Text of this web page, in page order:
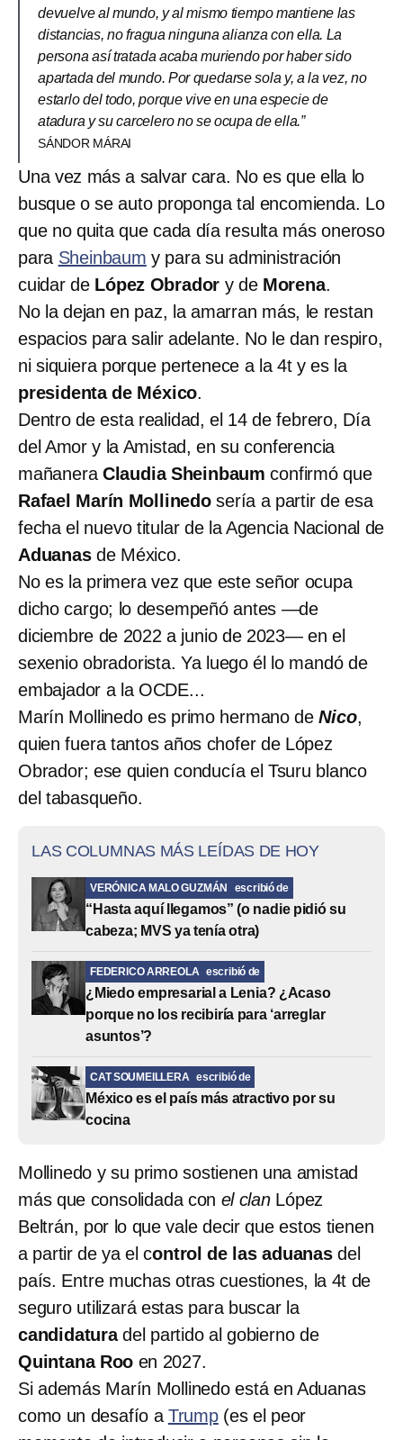
devuelve al mundo, y al mismo tiempo mantiene las
distancias, no fragua ninguna alianza con ella. La
persona así tratada acaba muriendo por haber sido
apartada del mundo. Por quedarse sola y, a la vez, no
estarlo del todo, porque vive en una especie de
atadura y su carcelero no se ocupa de ella.”
SÁNDOR MÁRAI
Una vez más a salvar cara. No es que ella lo
busque o se auto proponga tal encomienda. Lo
que no quita que cada día resulta más oneroso
para Sheinbaum y para su administración
cuidar de López Obrador y de Morena.
No la dejan en paz, la amarran más, le restan
espacios para salir adelante. No le dan respiro,
ni siquiera porque pertenece a la 4t y es la
presidenta de México.
Dentro de esta realidad, el 14 de febrero, Día
del Amor y la Amistad, en su conferencia
mañanera Claudia Sheinbaum confirmó que
Rafael Marín Mollinedosería a partir de esa
fecha el nuevo titular de la Agencia Nacional de
Aduanasde México.
No es la primera vez que este señor ocupa
dicho cargo; lo desempeñó antes —de
diciembre de 2022 a junio de 2023— en el
sexenio obradorista. Ya luego él lo mandó de
embajador a la OCDE...
Marín Mollinedo es primo hermano deNico,
quien fuera tantos años chofer de López
Obrador; ese quien conducía el Tsuru blanco
del tabasqueño.
LAS COLUMNAS MÁS LEÍDAS DE HOY
VERÓNICA MALO GUZMÁN escribió de
“Hasta aquí llegamos” (o nadie pidió su
cabeza; MVS ya tenía otra)
FEDERICO ARREOLA escribió de
¿Miedo empresarial a Lenia? ¿Acaso
porque no los recibiría para ‘arreglar
asuntos’?
CAT SOUMEILLERA escribió de
México es el país más atractivo por su
cocina
Mollinedo y su primo sostienen una amistad
más que consolidada con el clanLópez
Beltrán, por lo que vale decir que estos tienen
a partir de ya el control de las aduanasdel
país. Entre muchas otras cuestiones, la 4t de
seguro utilizará estas para buscar la
candidaturadel partido al gobierno de
Quintana Roo en 2027.
Si además Marín Mollinedo está en Aduanas
como un desafío a Trump(es el peor